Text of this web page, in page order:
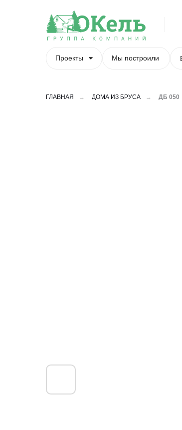
Проекты Мы построили
ГЛАВНАЯ → ДОМА ИЗ БРУСА → ДБ 050